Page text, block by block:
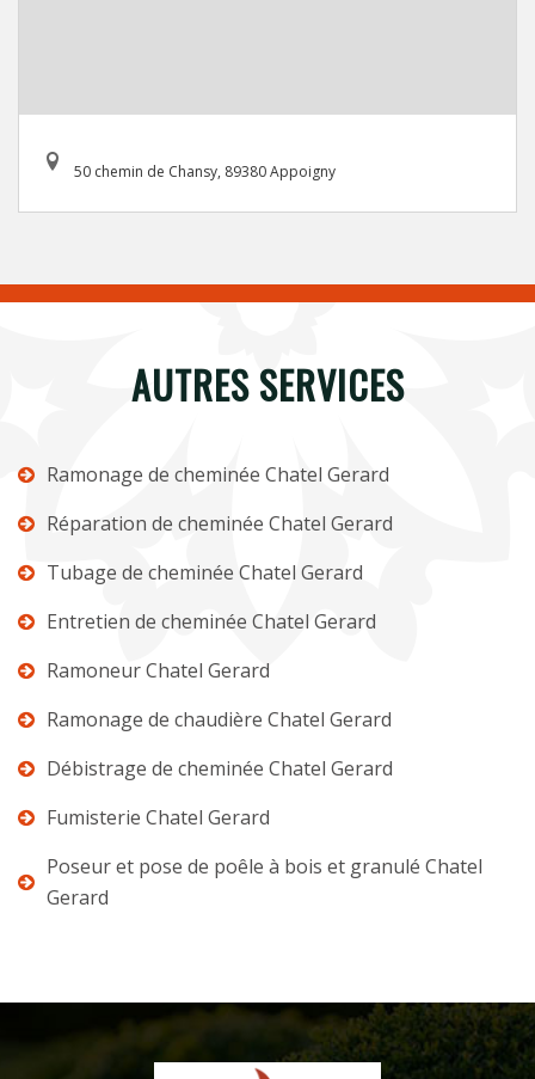
50 chemin de Chansy, 89380 Appoigny
AUTRES SERVICES
Ramonage de cheminée Chatel Gerard
Réparation de cheminée Chatel Gerard
Tubage de cheminée Chatel Gerard
Entretien de cheminée Chatel Gerard
Ramoneur Chatel Gerard
Ramonage de chaudière Chatel Gerard
Débistrage de cheminée Chatel Gerard
Fumisterie Chatel Gerard
Poseur et pose de poêle à bois et granulé Chatel
Gerard